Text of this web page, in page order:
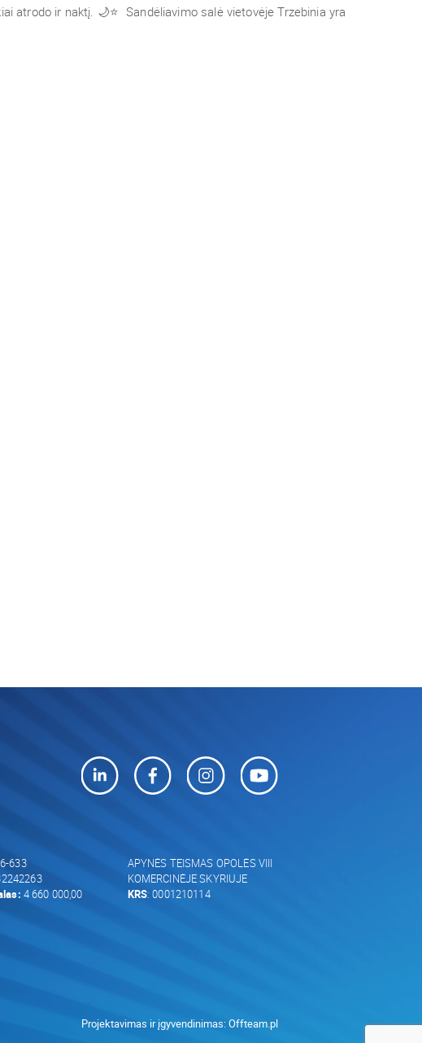
atrodo ir naktį. 🌙⭐ Sandėliavimo salė vietovėje Trzebinia yra
633
4 660 000,00
APYNĖS TEISMAS OPOLĖS VIII
KOMERCINĖJE SKYRIUJE
KRS: 0001210114
Projektavimas ir įgyvendinimas:Offteam.pl